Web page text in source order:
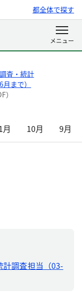
都全体で探す
調査・統計
まで）
）
月 10月 9月
計調査担当（03-